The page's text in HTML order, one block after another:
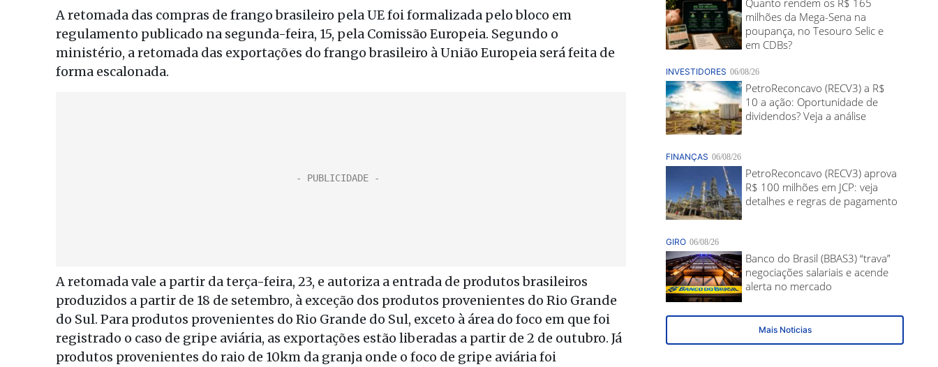
A retomada das compras de frango brasileiro pela UE foi formalizada pelo bloco em
regulamento publicado na segunda-feira, 15, pela Comissão Europeia. Segundo o
ministério, a retomada das exportações do frango brasileiro à União Europeia será feita de
forma escalonada.
A retomada vale a partir da terça-feira, 23, e autoriza a entrada de produtos brasileiros
produzidos a partir de 18 de setembro, à exceção dos produtos provenientes do Rio Grande
do Sul. Para produtos provenientes do Rio Grande do Sul, exceto à área do foco em que foi
registrado o caso de gripe aviária, as exportações estão liberadas a partir de 2 de outubro. Já
produtos provenientes do raio de 10km da granja onde o foco de gripe aviária foi